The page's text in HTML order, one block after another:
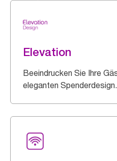
Elevation
Beeindrucken Sie Ihre
eleganten Spenderdesign.